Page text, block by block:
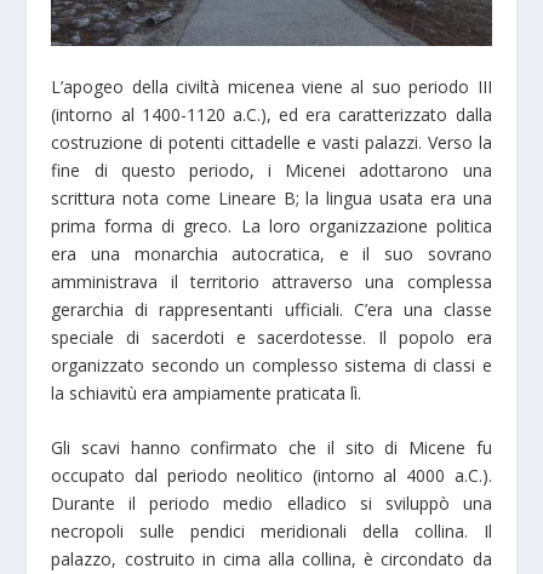
L’apogeo della civiltà micenea viene al suo periodo III
(intorno al 1400-1120 a.C.), ed era caratterizzato dalla
costruzione di potenti cittadelle e vasti palazzi. Verso la
fine di questo periodo, i Micenei adottarono una
scrittura nota come Lineare B; la lingua usata era una
prima forma di greco. La loro organizzazione politica
era una monarchia autocratica, e il suo sovrano
amministrava il territorio attraverso una complessa
gerarchia di rappresentanti ufficiali. C’era una classe
speciale di sacerdoti e sacerdotesse. Il popolo era
organizzato secondo un complesso sistema di classi e
la schiavitù era ampiamente praticata lì.
Gli scavi hanno confirmato che il sito di Micene fu
occupato dal periodo neolitico (intorno al 4000 a.C.).
Durante il periodo medio elladico si sviluppò una
necropoli sulle pendici meridionali della collina. Il
palazzo, costruito in cima alla collina, è circondato da